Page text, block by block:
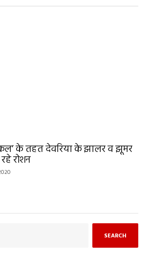
के तहत देवरिया के झालर व झूमर
रोशन
SEARCH